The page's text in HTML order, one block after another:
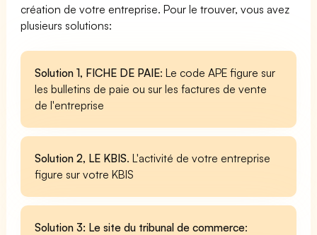
création de votre entreprise. Pour le trouver, vous avez
plusieurs solutions:
Solution 1, FICHE DE PAIE: Le code APE figure sur
les bulletins de paie ou sur les factures de vente
de l'entreprise
Solution 2, LE KBIS. L'activité de votre entreprise
figure sur votre KBIS
Solution 3: Le site du tribunal de commerce: